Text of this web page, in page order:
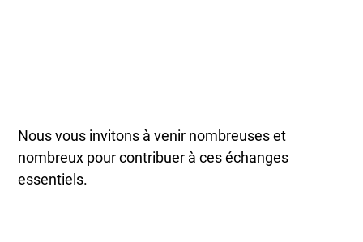
Nous vous invitons à venir nombreuses et
nombreux pour contribuer à ces échanges
essentiels.